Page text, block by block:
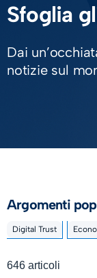
Sfoglia
Dai
notizie sul
Argomenti
Digital Trust
646 articoli